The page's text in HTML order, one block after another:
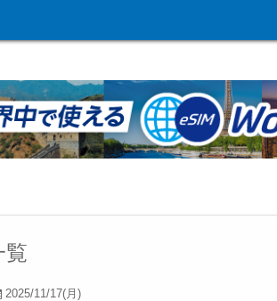
覧
2025/11/17(月)